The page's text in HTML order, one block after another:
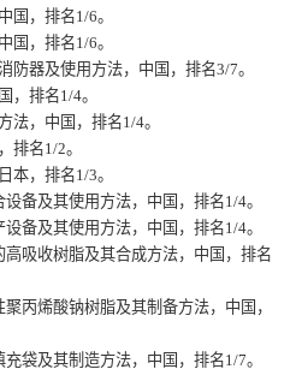
国，排名1/6。
国，排名1/6。
防器及使用方法，中国，排名3/7。
，排名1/4。
法，中国，排名1/4。
排名1/2。
本，排名1/3。
备及其使用方法，中国，排名1/4。
备及其使用方法，中国，排名1/4。
高吸收树脂及其合成方法，中国，排名
丙烯酸钠树脂及其制备方法，中国，
袋及其制造方法，中国，排名1/7。